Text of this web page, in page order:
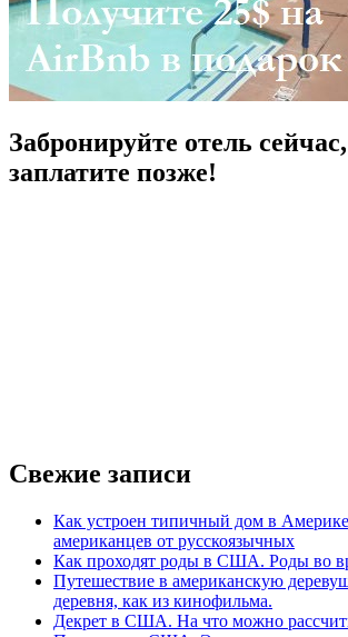
Забронируйте отель
заплатите позже!
Свежие записи
Как устроен типичный дом в
американцев от русскоязычных
Как проходят роды в США. Роды во
Путешествие в американскую
деревня, как из кинофильма.
Декрет в США. На что можно